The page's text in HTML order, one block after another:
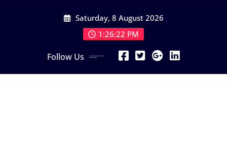
Saturday, 8 August 2026
1:26:24 PM
Follow Us